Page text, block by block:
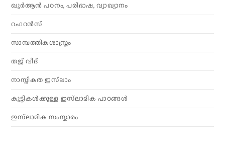
ഖുർആൻ പഠനം, പരിഭാഷ, വ്യാഖ്യാനം
റഫറൻസ്
സാമ്പത്തികശാസ്ത്രം
തജ് വീദ്
നാസ്തികത ഇസ്‌ലാം
കുട്ടികൾക്കുള്ള ഇസ്‌ലാമിക പാഠങ്ങൾ
ഇസ്‌ലാമിക സംസ്കാരം